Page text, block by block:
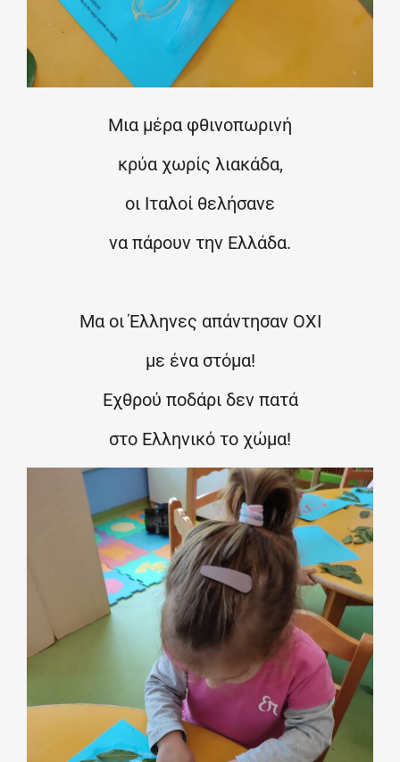
Μια μέρα φθινοπωρινή
κρύα χωρίς λιακάδα,
οι Ιταλοί θελήσανε
να πάρουν την Ελλάδα.
Μα οι Έλληνες απάντησαν ΟΧΙ
με ένα στόμα!
Εχθρού ποδάρι δεν πατά
στο Ελληνικό το χώμα!